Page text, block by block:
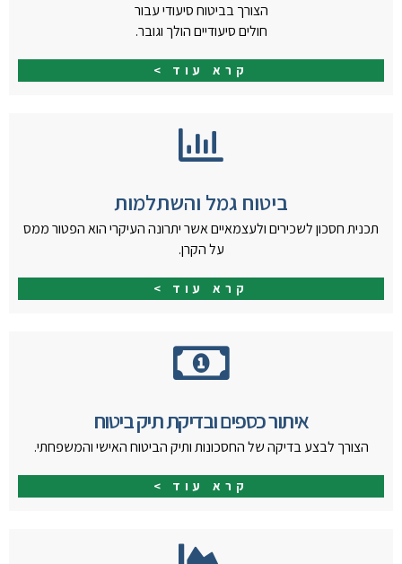
הצורך בביטוח סיעודי עבור
חולים סיעודיים הולך וגובר.
קרא עוד >
ביטוח גמל והשתלמות
תכנית חסכון לשכירים ולעצמאיים אשר יתרונה העיקרי הוא הפטור ממס
על הקרן.
קרא עוד >
איתור כספים ובדיקת תיק ביטוח
הצורך לבצע בדיקה של החסכונות ותיק הביטוח האישי והמשפחתי.
קרא עוד >